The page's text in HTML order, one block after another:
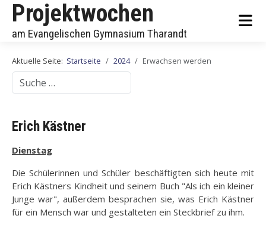
Projektwochen
am Evangelischen Gymnasium Tharandt
Aktuelle Seite: Startseite 2024 Erwachsen werden
Suchen
Erich Kästner
Dienstag
Die Schülerinnen und Schüler beschäftigten sich heute mit
Erich Kästners Kindheit und seinem Buch "Als ich ein kleiner
Junge war", außerdem besprachen sie, was Erich Kästner
für ein Mensch war und gestalteten ein Steckbrief zu ihm.